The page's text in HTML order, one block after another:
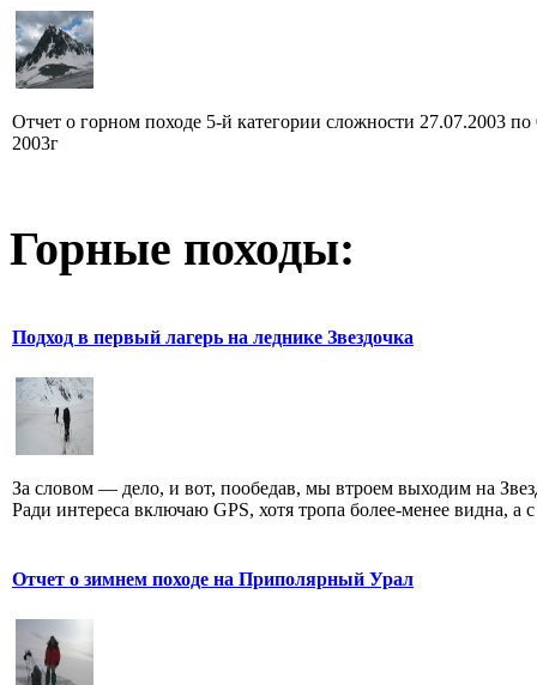
Отчет о горном походе 5-й категории сложности 27.07.2003 по
2003г
Горные походы:
Подход в первый лагерь на леднике Звездочка
За словом — дело, и вот, пообедав, мы втроем выходим на
Ради интереса включаю GPS, хотя тропа более-менее видна, а
Отчет о зимнем походе на Приполярный Урал